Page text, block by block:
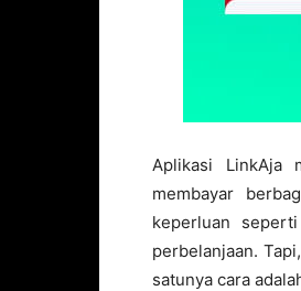
Aplikasi LinkAja
membayar
keperluan seperti
perbelanjaan.
satunya cara